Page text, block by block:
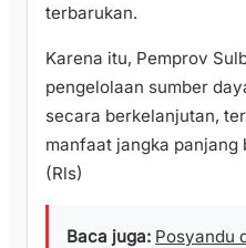
terbarukan.
Karena itu, Pemprov
pengelolaan sumber
secara berkelanjutan,
manfaat jangka panjang
(Rls)
Baca juga: Posyandu